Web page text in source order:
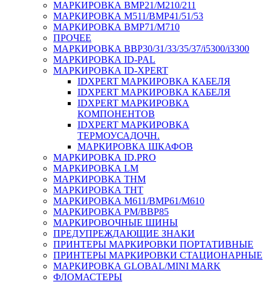
МАРКИРОВКА BMP21/M210/211
МАРКИРОВКА M511/BMP41/51/53
МАРКИРОВКА BMP71/M710
ПРОЧЕЕ
МАРКИРОВКА BBP30/31/33/35/37/i5300/i3300
МАРКИРОВКА ID-PAL
МАРКИРОВКА ID-XPERT
IDXPERT МАРКИРОВКА КАБЕЛЯ
IDXPERT МАРКИРОВКА КАБЕЛЯ
IDXPERT МАРКИРОВКА
КОМПОНЕНТОВ
IDXPERT МАРКИРОВКА
ТЕРМОУСАДОЧН.
МАРКИРОВКА ШКАФОВ
МАРКИРОВКА ID.PRO
МАРКИРОВКА LM
МАРКИРОВКА THM
МАРКИРОВКА THT
МАРКИРОВКА M611/BMP61/M610
МАРКИРОВКА PM/BBP85
МАРКИРОВОЧНЫЕ ШИНЫ
ПРЕДУПРЕЖДАЮЩИЕ ЗНАКИ
ПРИНТЕРЫ МАРКИРОВКИ ПОРТАТИВНЫЕ
ПРИНТЕРЫ МАРКИРОВКИ СТАЦИОНАРНЫЕ
МАРКИРОВКА GLOBAL/MINI MARK
ФЛОМАСТЕРЫ